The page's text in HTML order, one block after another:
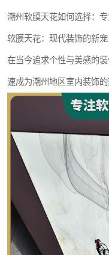
潮州软膜天花如何选择：
软膜天花：现代装饰的新宠
在当今追求个性与美感的
速成为潮州地区室内装饰的